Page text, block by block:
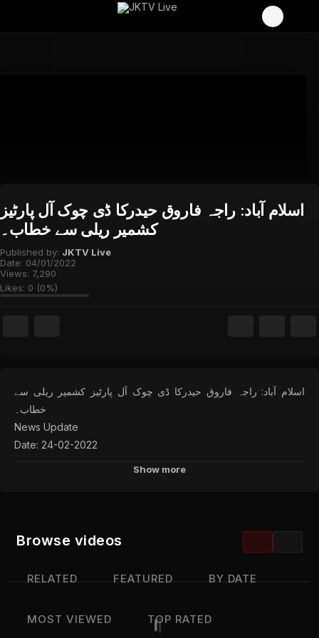
اسلام آباد: راجہ فاروق حیدرکا ڈی چوک آل پارٹیز
کشمیر ریلی سے خطاب۔
Published by: JKTV Live
Date: 04/01/2022
Views: 7,290
Likes: 0 (0%)
اسلام آباد: راجہ فاروق حیدرکا ڈی چوک آل پارٹیز کشمیر ریلی سے
خطاب۔
News Update
Date: 24-02-2022
Channels:
فاروق حیدرکا چوک آل پارٹیز
کشمیر
Show more
Browse videos
RELATED FEATURED BY DATE
MOST VIEWED TOP RATED